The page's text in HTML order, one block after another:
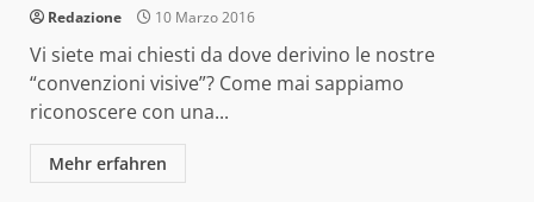
Redazione 10 Marzo 2016
Vi siete mai chiesti da dove derivino le nostre
“convenzioni visive”? Come mai sappiamo
riconoscere con una...
Mehr erfahren